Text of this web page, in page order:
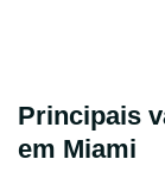
Principais
em Miami